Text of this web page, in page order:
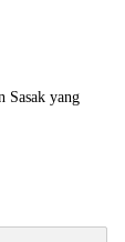
Sasak yang